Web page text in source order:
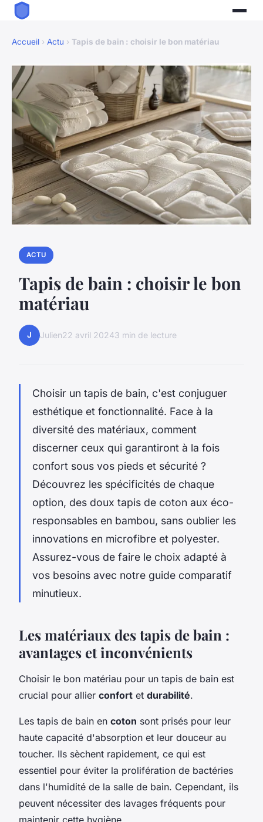
Accueil › Actu › Tapis de bain : choisir le bon matériau
ACTU
Tapis de bain : choisir le bon
matériau
J Julien22 avril 20243 min de lecture
Choisir un tapis de bain, c'est conjuguer
esthétique et fonctionnalité. Face à la
diversité des matériaux, comment
discerner ceux qui garantiront à la fois
confort sous vos pieds et sécurité ?
Découvrez les spécificités de chaque
option, des doux tapis de coton aux éco-
responsables en bambou, sans oublier les
innovations en microfibre et polyester.
Assurez-vous de faire le choix adapté à
vos besoins avec notre guide comparatif
minutieux.
Les matériaux des tapis de bain :
avantages et inconvénients
Choisir le bon matériau pour un tapis de bain est
crucial pour allier confort et durabilité.
Les tapis de bain en coton sont prisés pour leur
haute capacité d'absorption et leur douceur au
toucher. Ils sèchent rapidement, ce qui est
essentiel pour éviter la prolifération de bactéries
dans l'humidité de la salle de bain. Cependant, ils
peuvent nécessiter des lavages fréquents pour
maintenir cette hygiène.